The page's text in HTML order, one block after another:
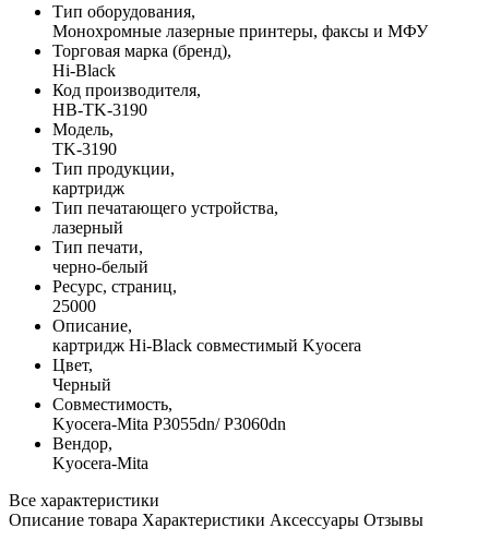
Тип оборудования,
Монохромные лазерные принтеры, факсы и МФУ
Торговая марка (бренд),
Hi-Black
Код производителя,
HB-TK-3190
Модель,
TK-3190
Тип продукции,
картридж
Тип печатающего устройства,
лазерный
Тип печати,
черно-белый
Ресурс, страниц,
25000
Описание,
картридж Hi-Black совместимый Kyocera
Цвет,
Черный
Совместимость,
Kyocera-Mita P3055dn/ P3060dn
Вендор,
Kyocera-Mita
Все характеристики
Описание товара Характеристики Аксессуары Отзывы